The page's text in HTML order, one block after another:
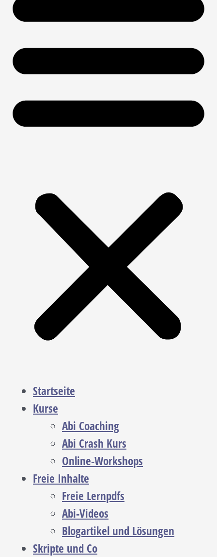
Startseite
Kurse
Abi Coaching
Abi Crash Kurs
Online-Workshops
Freie Inhalte
Freie Lernpdfs
Abi-Videos
Blogartikel und Lösungen
Skripte und Co